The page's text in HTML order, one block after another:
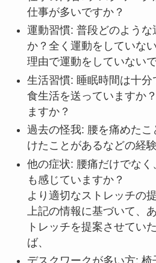
仕事が多いですか？
運動習慣: 普段どのよう
か？全く運動をしていな
理由で運動をしていない
生活習慣: 睡眠時間は十
食生活を送っていますか
ますか？
過去の怪我: 腰を痛めた
けたことがあるなどの経
他の症状: 腰痛だけでな
も感じていますか？
より適切なストレッチの
上記の情報に基づいて、
トレッチを提案させてい
ば、